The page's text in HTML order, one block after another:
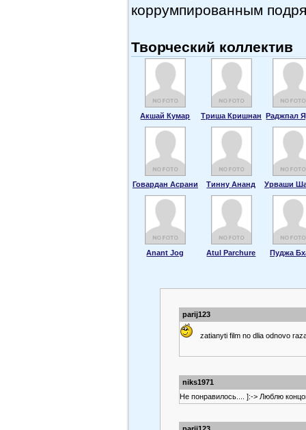
коррумпированным
Творческий коллектив
Акшай Кумар Триша Кришнан Раджпал
Говардан Асрани Тинну Ананд Урваши
Anant Jog Atul Parchure Пуджа
parij123
zatianyti film no dlia odnovo
niks1971
Не понравилось.... ]:-> Люблю